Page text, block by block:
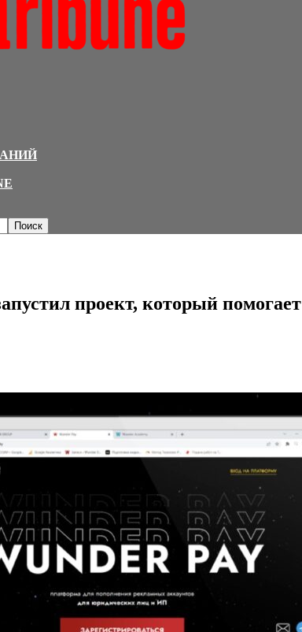
проект, который